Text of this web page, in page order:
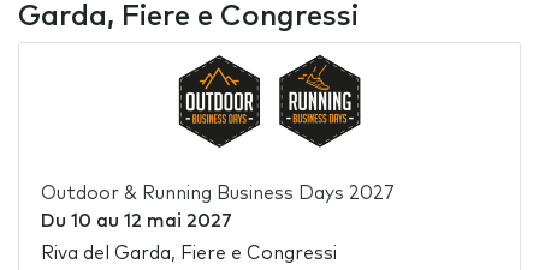
Garda, Fiere e Congressi
Outdoor & Running Business Days 2027
Du 10 au 12 mai 2027
Riva del Garda, Fiere e Congressi